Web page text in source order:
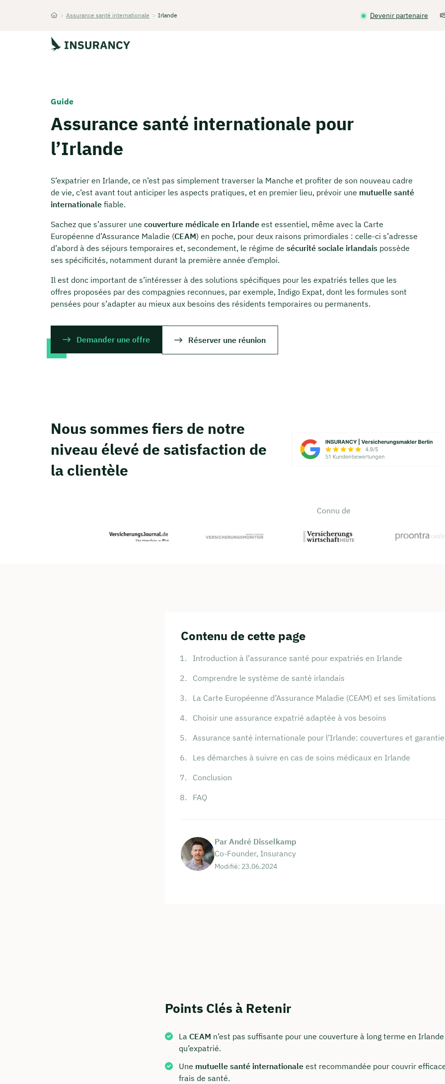
> Assurance santé internationale > Irlande Devenir partenaire
Guide
Assurance santé internationale pour
l’Irlande
S’expatrier en Irlande, ce n’est pas simplement traverser la Manche et profiter de son nouveau cadre
de vie, c’est avant tout anticiper les aspects pratiques, et en premier lieu, prévoir une mutuelle santé
internationale fiable.
Sachez que s’assurer une couverture médicale en Irlande est essentiel, même avec la Carte
Européenne d’Assurance Maladie (CEAM) en poche, pour deux raisons primordiales : celle-ci s’adresse
d’abord à des séjours temporaires et, secondement, le régime de sécurité sociale irlandais possède
ses spécificités, notamment durant la première année d’emploi.
Il est donc important de s’intéresser à des solutions spécifiques pour les expatriés telles que les
offres proposées par des compagnies reconnues, par exemple, Indigo Expat, dont les formules sont
pensées pour s’adapter au mieux aux besoins des résidents temporaires ou permanents.
Demander une offre Réserver une réunion
Nous sommes fiers de notre
niveau élevé de satisfaction de
la clientèle
Connu de
Contenu de cette page
Introduction à l’assurance santé pour expatriés en Irlande
Comprendre le système de santé irlandais
La Carte Européenne d’Assurance Maladie (CEAM) et ses limitations
Choisir une assurance expatrié adaptée à vos besoins
Assurance santé internationale pour l’Irlande: couvertures et
Les démarches à suivre en cas de soins médicaux en Irlande
Conclusion
FAQ
Par André Disselkamp
Co-Founder, Insurancy
Modifié: 23.06.2024
Points Clés à Retenir
La CEAM n’est pas suffisante pour une couverture à long terme en
qu’expatrié.
Une mutuelle santé internationale est recommandée pour couvrir
frais de santé.
Comment nous joindre
info@insurancy.de
+49 30 235 962 875